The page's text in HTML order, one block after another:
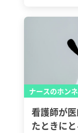
ナースのホン
看護師が
たときに